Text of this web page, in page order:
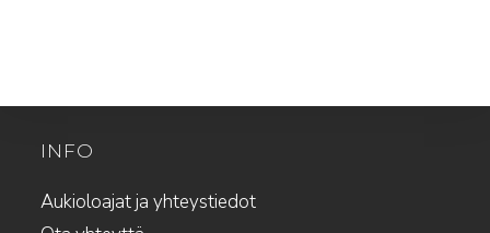
INFO
Aukioloajat ja yhteystiedot